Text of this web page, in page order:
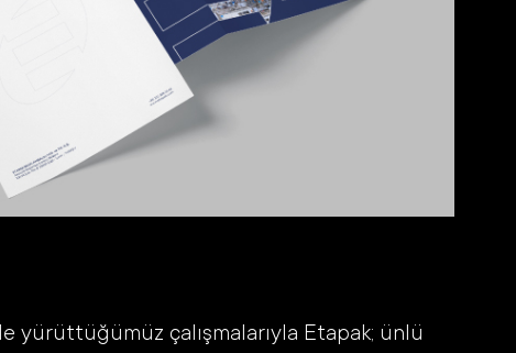
yürüttüğümüz çalışmalarıyla Etapak; ünlü